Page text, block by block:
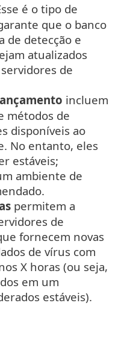
é o tipo de
que o banco
de detecção e
atualizados
de
incluem
métodos de
disponíveis ao
No entanto, eles
estáveis;
ambiente de
permitem a
de
fornecem novas
de vírus com
X horas (ou seja,
em um
estáveis).